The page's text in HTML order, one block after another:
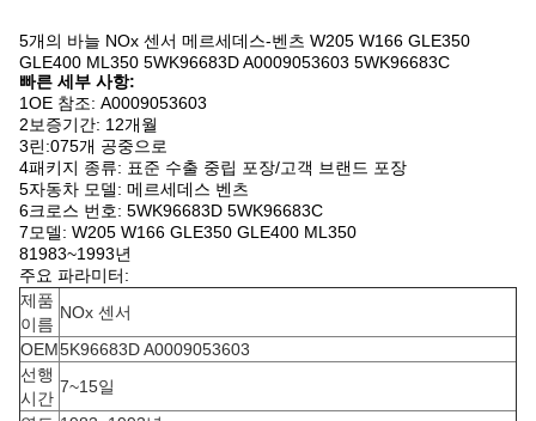
5개의 바늘 NOx 센서 메르세데스-벤츠 W205 W166 GLE350
GLE400 ML350 5WK96683D A0009053603 5WK96683C
빠른 세부 사항:
1OE 참조: A0009053603
2보증기간: 12개월
3린:075개 공중으로
4패키지 종류: 표준 수출 중립 포장/고객 브랜드 포장
5자동차 모델: 메르세데스 벤츠
6크로스 번호: 5WK96683D 5WK96683C
7모델: W205 W166 GLE350 GLE400 ML350
81983~1993년
주요 파라미터:
제품
이름
NOx 센서
OEM5K96683D A0009053603
선행
시간
7~15일